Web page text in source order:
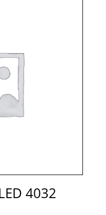
4032